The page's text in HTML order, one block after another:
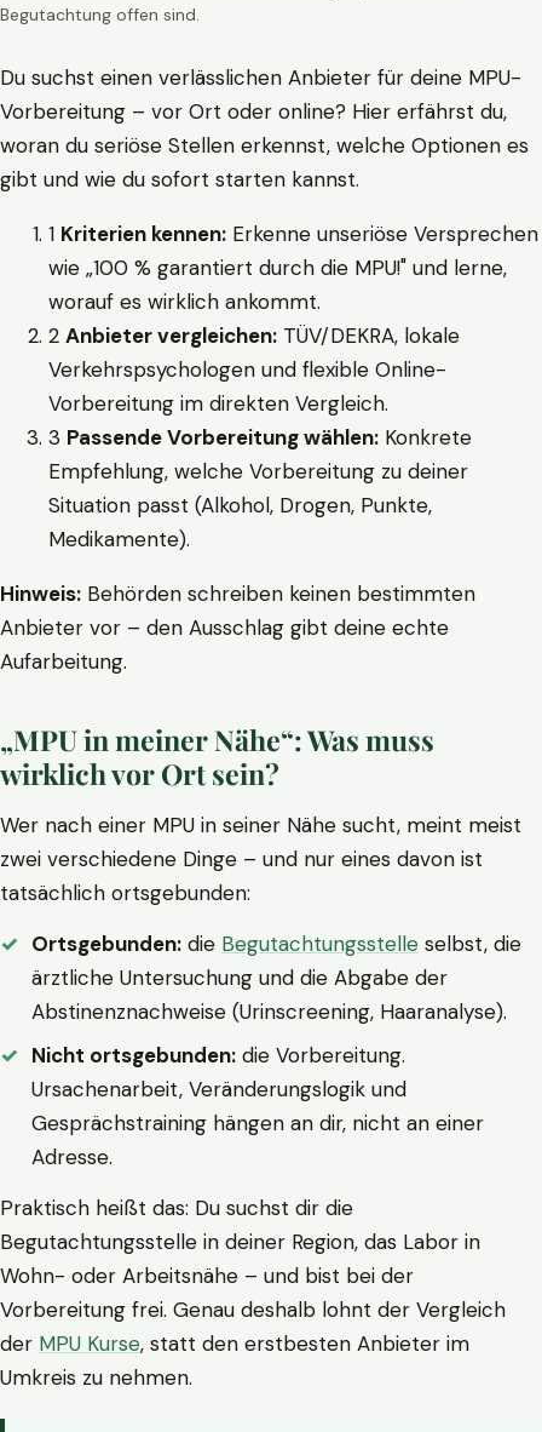
Begutachtung offen sind.
Du suchst einen verlässlichen Anbieter für deine MPU-
Vorbereitung – vor Ort oder online? Hier erfährst du,
woran du seriöse Stellen erkennst, welche Optionen es
gibt und wie du sofort starten kannst.
1 Kriterien kennen: Erkenne unseriöse Versprechen
wie „100 % garantiert durch die MPU!" und lerne,
worauf es wirklich ankommt.
2 Anbieter vergleichen: TÜV/DEKRA, lokale
Verkehrspsychologen und flexible Online-
Vorbereitung im direkten Vergleich.
3 Passende Vorbereitung wählen: Konkrete
Empfehlung, welche Vorbereitung zu deiner
Situation passt (Alkohol, Drogen, Punkte,
Medikamente).
Hinweis: Behörden schreiben keinen bestimmten
Anbieter vor – den Ausschlag gibt deine echte
Aufarbeitung.
„MPU in meiner Nähe“: Was muss
wirklich vor Ort sein?
Wer nach einer MPU in seiner Nähe sucht, meint meist
zwei verschiedene Dinge – und nur eines davon ist
tatsächlich ortsgebunden:
Ortsgebunden: die Begutachtungsstelle selbst, die
ärztliche Untersuchung und die Abgabe der
Abstinenznachweise (Urinscreening, Haaranalyse).
Nicht ortsgebunden: die Vorbereitung.
Ursachenarbeit, Veränderungslogik und
Gesprächstraining hängen an dir, nicht an einer
Adresse.
Praktisch heißt das: Du suchst dir die
Begutachtungsstelle in deiner Region, das Labor in
Wohn- oder Arbeitsnähe – und bist bei der
Vorbereitung frei. Genau deshalb lohnt der Vergleich
der MPU Kurse, statt den erstbesten Anbieter im
Umkreis zu nehmen.